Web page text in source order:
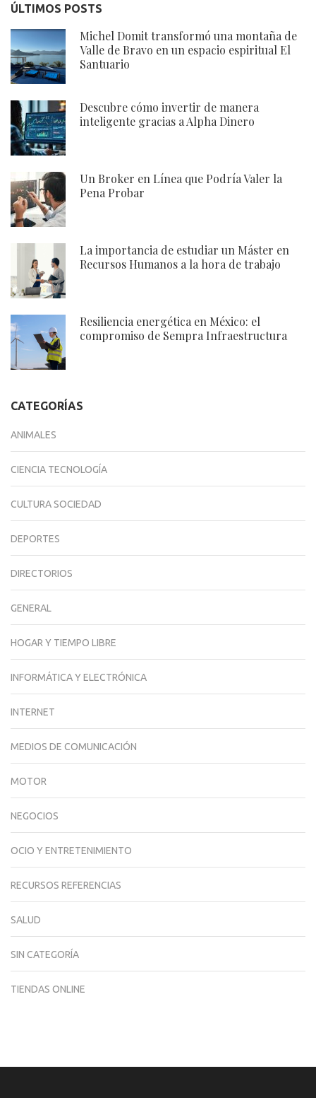
ÚLTIMOS POSTS
Michel Domit transformó una montaña de
Valle de Bravo en un espacio espiritual El
Santuario
Descubre cómo invertir de manera
inteligente gracias a Alpha Dinero
Un Broker en Línea que Podría Valer la
Pena Probar
La importancia de estudiar un Máster en
Recursos Humanos a la hora de trabajo
Resiliencia energética en México: el
compromiso de Sempra Infraestructura
CATEGORÍAS
ANIMALES
CIENCIA TECNOLOGÍA
CULTURA SOCIEDAD
DEPORTES
DIRECTORIOS
GENERAL
HOGAR Y TIEMPO LIBRE
INFORMÁTICA Y ELECTRÓNICA
INTERNET
MEDIOS DE COMUNICACIÓN
MOTOR
NEGOCIOS
OCIO Y ENTRETENIMIENTO
RECURSOS REFERENCIAS
SALUD
SIN CATEGORÍA
TIENDAS ONLINE